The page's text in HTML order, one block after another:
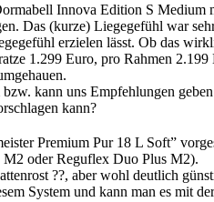
Innova Edition S
Das (kurze) Liegegefühl war
erzielen lässt. Ob das
1.299 Euro, pro Rahmen
kann uns Empfehlungen
kann?
Premium Pur 18 L Soft”
M2 oder Reguflex Duo Plus M2).
??, aber wohl deutlich
System und kann man es mit